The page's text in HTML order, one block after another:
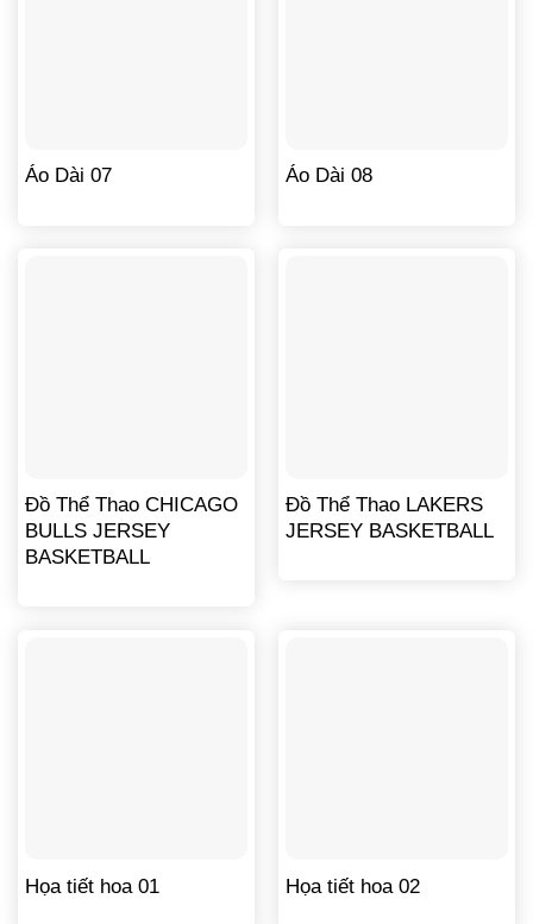
Áo Dài 07 Áo Dài 08
Đồ Thể Thao CHICAGO
BULLS JERSEY
BASKETBALL
Đồ Thể Thao LAKERS
JERSEY BASKETBALL
Họa tiết hoa 01 Họa tiết hoa 02